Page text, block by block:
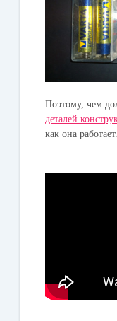
Поэтому, чем
деталей
как она работает.